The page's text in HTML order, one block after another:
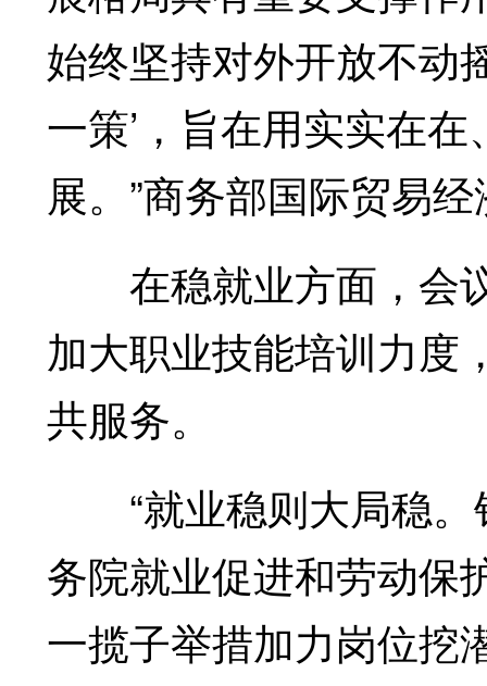
始终坚持对外开放不动
一策’，旨在用实实在
展。”商务部国际贸易
在稳就业方面，会
加大职业技能培训力度
共服务。
“就业稳则大局稳。
务院就业促进和劳动保
一揽子举措加力岗位挖